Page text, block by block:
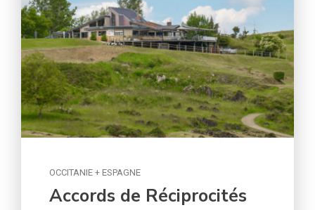
OCCITANIE + ESPAGNE
Accords de Réciprocités